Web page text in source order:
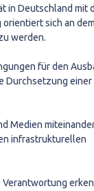
in Deutschland mit
sich an
werden.
für den
Durchsetzung einer
Medien
infrastrukturellen
Verantwortung